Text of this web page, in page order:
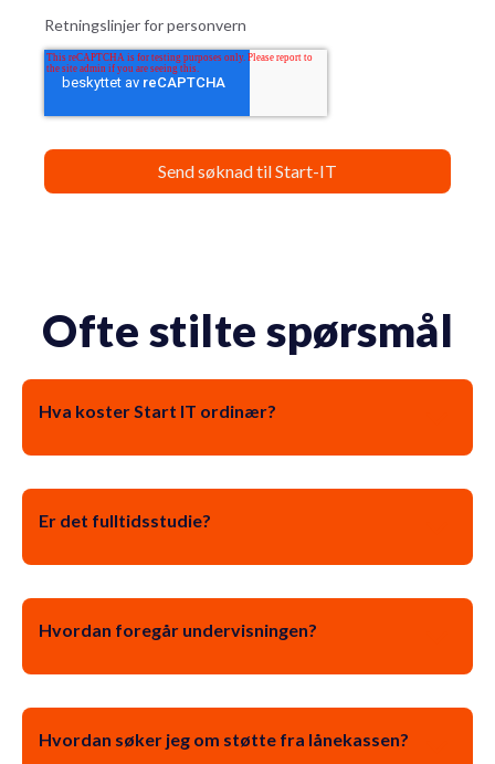
Retningslinjer for personvern
Ofte stilte spørsmål
Hva koster Start IT ordinær?
Er det fulltidsstudie?
Hvordan foregår undervisningen?
Hvordan søker jeg om støtte fra lånekassen?